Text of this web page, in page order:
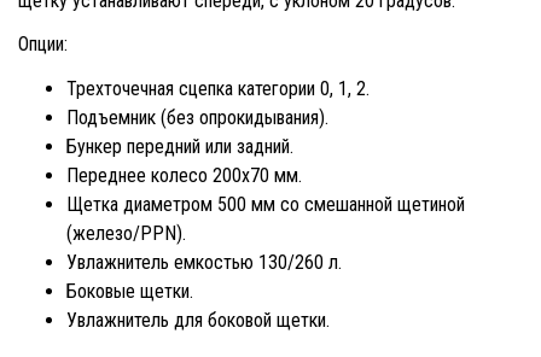
Опции:
Трехточечная сцепка категории 0, 1, 2.
Подъемник (без опрокидывания).
Бункер передний или задний.
Переднее колесо 200х70 мм.
Щетка диаметром 500 мм со смешанной щетиной
(железо/PPN).
Увлажнитель емкостью 130/260 л.
Боковые щетки.
Увлажнитель для боковой щетки.